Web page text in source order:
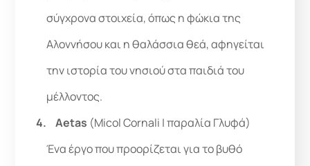
σύγχρονα στοιχεία, όπως η φώκια της
Αλοννήσου και η θαλάσσια θεά, αφηγείται
την ιστορία του νησιού στα παιδιά του
μέλλοντος.
Aetas (Micol Cornali | παραλία Γλυφά)
Ένα έργο που προορίζεται για το βυθό